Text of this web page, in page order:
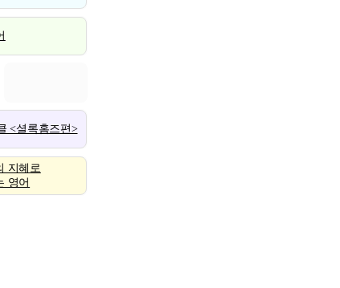
<셜록홈즈편>
지혜로
영어